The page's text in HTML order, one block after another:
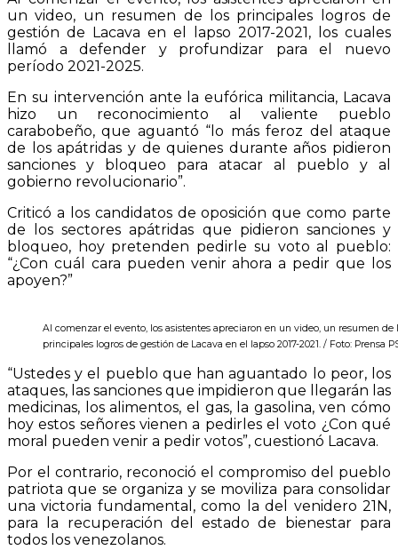
un video, un resumen de los principales logros de
gestión de Lacava en el lapso 2017-2021, los cuales
llamó a defender y profundizar para el nuevo
período 2021-2025.
En su intervención ante la eufórica militancia, Lacava
hizo un reconocimiento al valiente pueblo
carabobeño, que aguantó “lo más feroz del ataque
de los apátridas y de quienes durante años pidieron
sanciones y bloqueo para atacar al pueblo y al
gobierno revolucionario”.
Criticó a los candidatos de oposición que como parte
de los sectores apátridas que pidieron sanciones y
bloqueo, hoy pretenden pedirle su voto al pueblo:
“¿Con cuál cara pueden venir ahora a pedir que los
apoyen?”
Al comenzar el evento, los asistentes apreciaron en un video, un resumen de
principales logros de gestión de Lacava en el lapso 2017-2021. / Foto: Prensa
“Ustedes y el pueblo que han aguantado lo peor, los
ataques, las sanciones que impidieron que llegarán las
medicinas, los alimentos, el gas, la gasolina, ven cómo
hoy estos señores vienen a pedirles el voto ¿Con qué
moral pueden venir a pedir votos”, cuestionó Lacava.
Por el contrario, reconoció el compromiso del pueblo
patriota que se organiza y se moviliza para consolidar
una victoria fundamental, como la del venidero 21N,
para la recuperación del estado de bienestar para
todos los venezolanos.